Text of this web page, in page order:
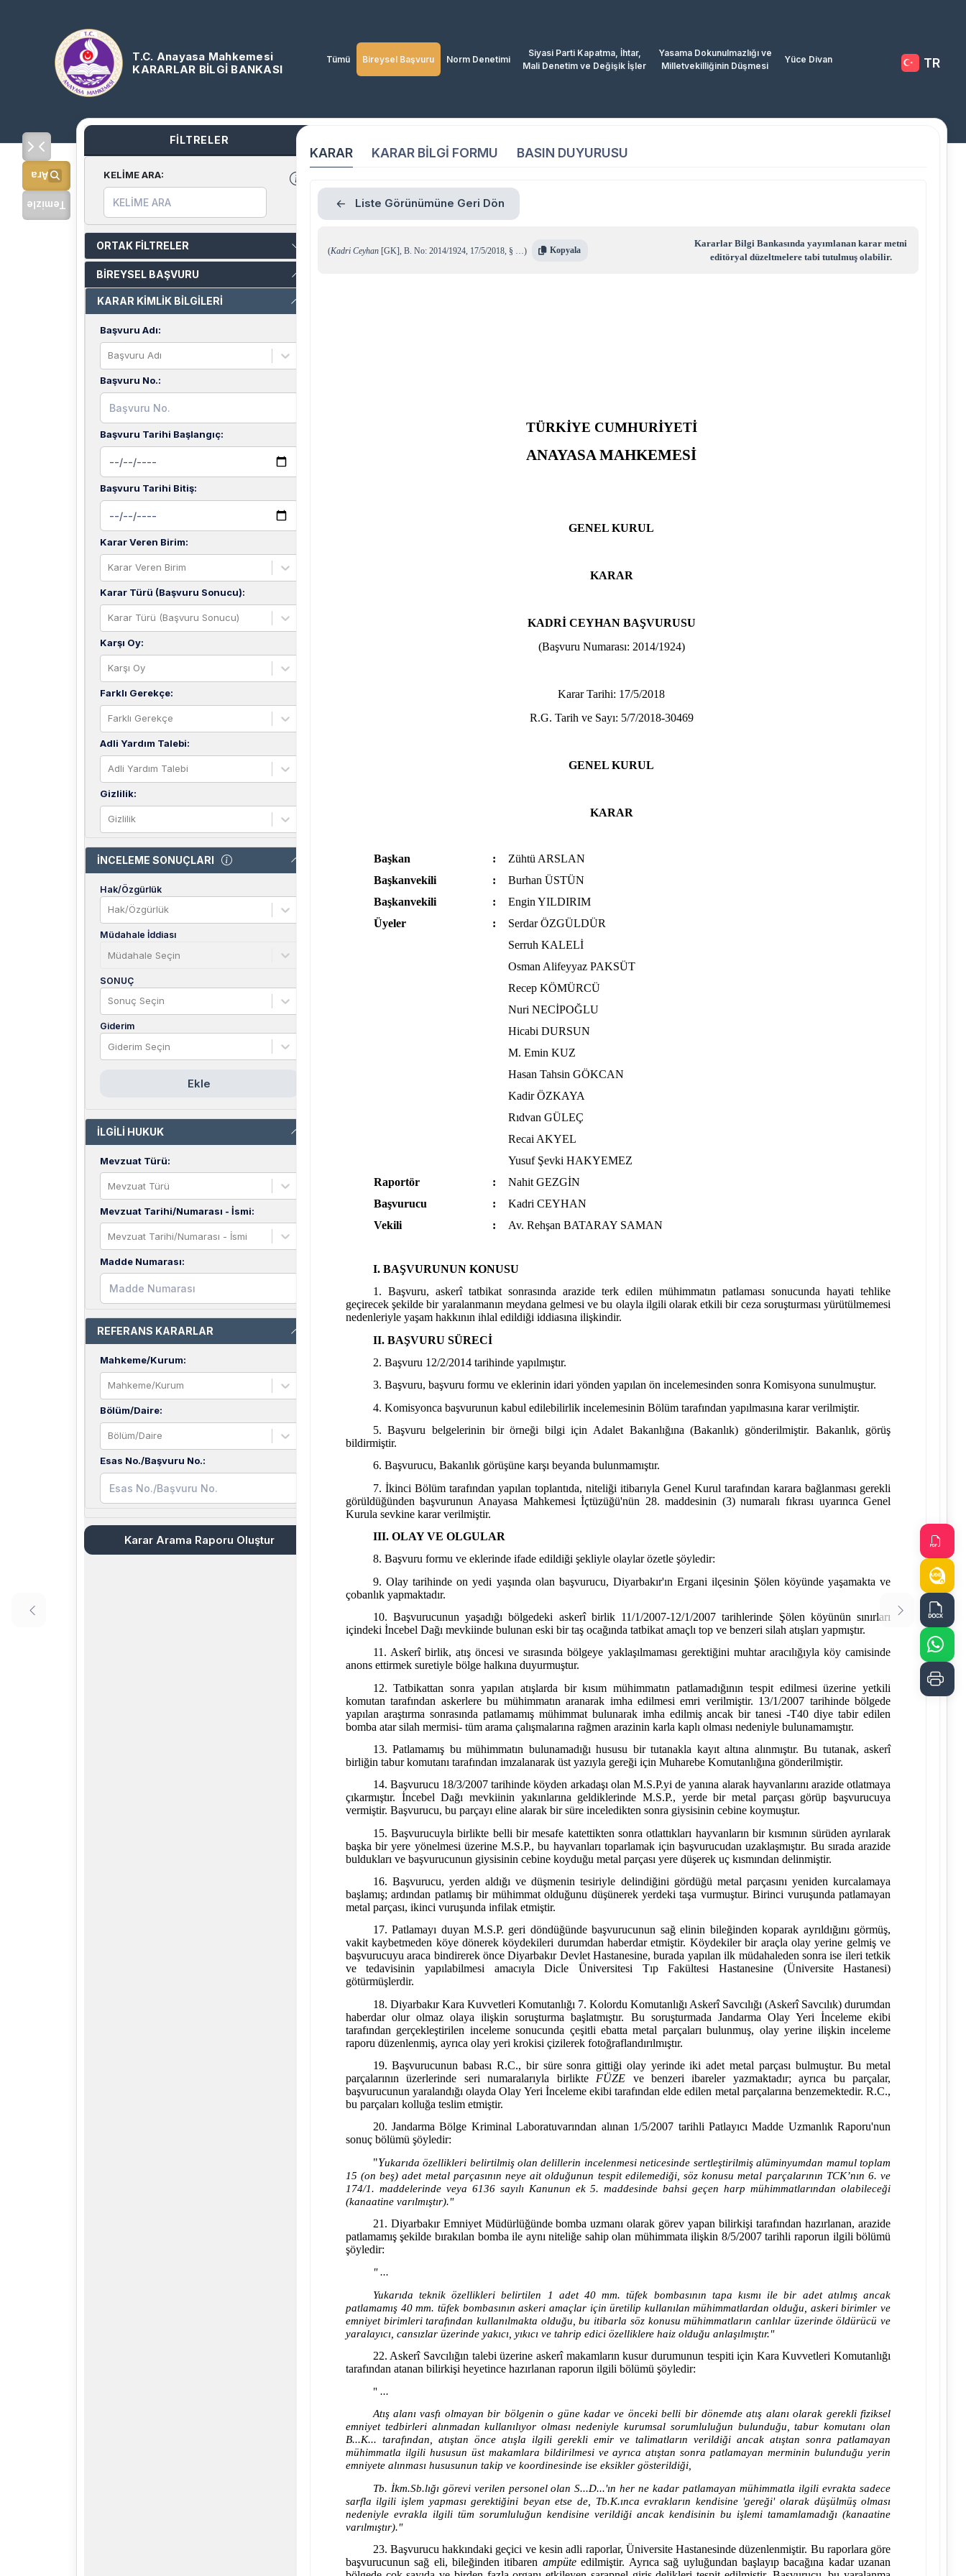
T.C. Anayasa Mahkemesi
KARARLAR BİLGİ BANKASI
Tümü Bireysel Başvuru Norm Denetimi
Siyasi Parti Kapatma, İhtar,
Mali Denetim ve Değişik İşler
Yasama Dokunulmazlığı ve
Milletvekilliğinin Düşmesi
Yüce Divan TR
Ara
Temizle
FİLTRELER
KELİME ARA:
ORTAK FİLTRELER
BİREYSEL BAŞVURU
KARAR KİMLİK BİLGİLERİ
Başvuru Adı:
Başvuru Adı
Başvuru No.:
Başvuru Tarihi Başlangıç:
Başvuru Tarihi Bitiş:
Karar Veren Birim:
Karar Veren Birim
Karar Türü (Başvuru Sonucu):
Karar Türü (Başvuru Sonucu)
Karşı Oy:
Karşı Oy
Farklı Gerekçe:
Farklı Gerekçe
Adli Yardım Talebi:
Adli Yardım Talebi
Gizlilik:
Gizlilik
İNCELEME SONUÇLARI
Hak/Özgürlük
Hak/Özgürlük
Müdahale İddiası
Müdahale Seçin
SONUÇ
Sonuç Seçin
Giderim
Giderim Seçin
Ekle
İLGİLİ HUKUK
Mevzuat Türü:
Mevzuat Türü
Mevzuat Tarihi/Numarası - İsmi:
Mevzuat Tarihi/Numarası - İsmi
Madde Numarası:
REFERANS KARARLAR
Mahkeme/Kurum:
Mahkeme/Kurum
Bölüm/Daire:
Bölüm/Daire
Esas No./Başvuru No.:
Karar Arama Raporu Oluştur
KARAR KARAR BİLGİ FORMU BASIN DUYURUSU
Liste Görünümüne Geri Dön
(Kadri Ceyhan [GK], B. No: 2014/1924, 17/5/2018, § …) Kopyala
Kararlar Bilgi Bankasında yayımlanan karar metni
editöryal düzeltmelere tabi tutulmuş olabilir.